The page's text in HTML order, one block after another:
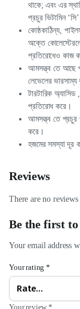
থাকে; এবং এর
প্রচুর ভিটামিন
কোষ্ঠকাঠিন্য,
অক্তে
প্রতিরোধেও কাজ
আমসত্ত্ব তে আছে
লেভেলের ভারসাম্য
টারটারিক
প্রতিরোধ করে।
আমসত্ত্ব তে প্রচুর
করে।
হজমের সমস্যা দূর
Reviews
There are no reviews
Be the first to
Your email address
Your rating*
Your review*